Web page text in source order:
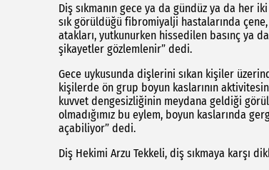
Diş sıkmanın gece ya da gündüz ya da her
sık görüldüğü fibromiyalji hastalarında
atakları, yutkunurken hissedilen basınç ya
şikayetler gözlemlenir” dedi.
Gece uykusunda dişlerini sıkan kişiler
kişilerde ön grup boyun kaslarının
kuvvet dengesizliğinin meydana geldiği
olmadığımız bu eylem, boyun kaslarında
açabiliyor” dedi.
Diş Hekimi Arzu Tekkeli, diş sıkmaya karşı